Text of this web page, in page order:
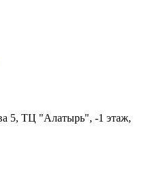
5, ТЦ "Алатырь", -1 этаж,